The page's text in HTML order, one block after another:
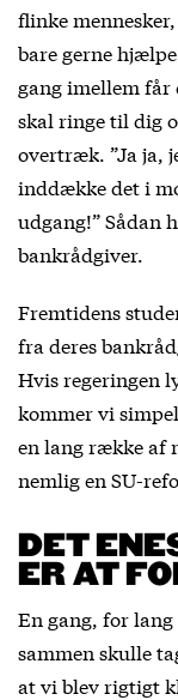
flinke
bare gerne
gang imellem får
skal ringe til dig
overtræk. ”Ja ja,
inddække det i
udgang!” Sådan
bankrådgiver.
Fremtidens
fra deres
Hvis regeringen
kommer vi
en lang række af
nemlig en SU-
DET
ER AT
En gang, for
sammen skulle
at vi blev rigtigt